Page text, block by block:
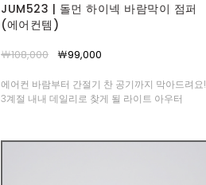
JUM523 | 돌먼 하이넥 바람막이 점퍼
(에어컨템)
￦108,000 ￦99,000
에어컨 바람부터 간절기 찬 공기까지 막아드려요!
3계절 내내 데일리로 찾게 될 라이트 아우터